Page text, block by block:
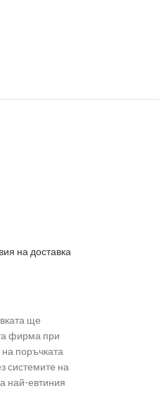
на доставка
ще
фирма при
поръчката
системите на
най-евтиния